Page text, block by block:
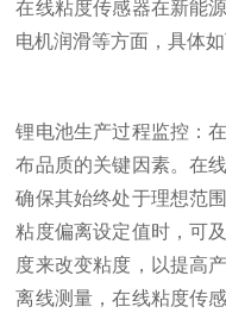
在线粘度传感器在新能
电机润滑等方面，具体如
锂电池生产过程监控：
布品质的关键因素。在
确保其始终处于理想范
粘度偏离设定值时，可
度来改变粘度，以提高
离线测量，在线粘度传